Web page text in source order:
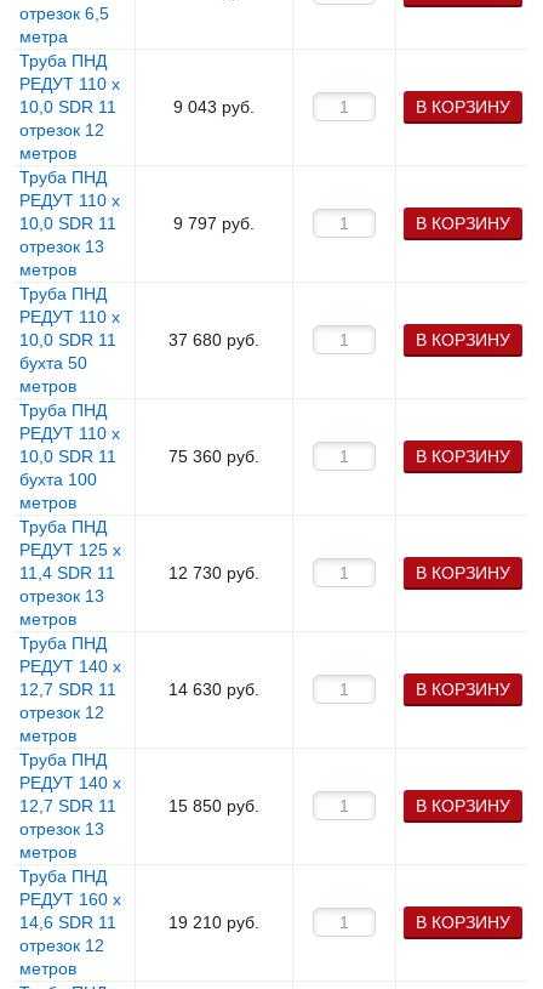
отрезок 6,5
метра
Труба ПНД
РЕДУТ 110 х
10,0 SDR 11
отрезок 12
метров
9 043 руб. В КОРЗИНУ
Труба ПНД
РЕДУТ 110 х
10,0 SDR 11
отрезок 13
метров
9 797 руб. В КОРЗИНУ
Труба ПНД
РЕДУТ 110 х
10,0 SDR 11
бухта 50
метров
37 680 руб. В КОРЗИНУ
Труба ПНД
РЕДУТ 110 х
10,0 SDR 11
бухта 100
метров
75 360 руб. В КОРЗИНУ
Труба ПНД
РЕДУТ 125 х
11,4 SDR 11
отрезок 13
метров
12 730 руб. В КОРЗИНУ
Труба ПНД
РЕДУТ 140 х
12,7 SDR 11
отрезок 12
метров
14 630 руб. В КОРЗИНУ
Труба ПНД
РЕДУТ 140 х
12,7 SDR 11
отрезок 13
метров
15 850 руб. В КОРЗИНУ
Труба ПНД
РЕДУТ 160 х
14,6 SDR 11
отрезок 12
метров
19 210 руб. В КОРЗИНУ